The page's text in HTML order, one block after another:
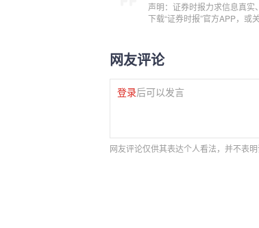
声明：证券时报力求信息真
下载“证券时报”官方APP，或
网友评论
登录后可以发言
网友评论仅供其表达个人看法，并不表